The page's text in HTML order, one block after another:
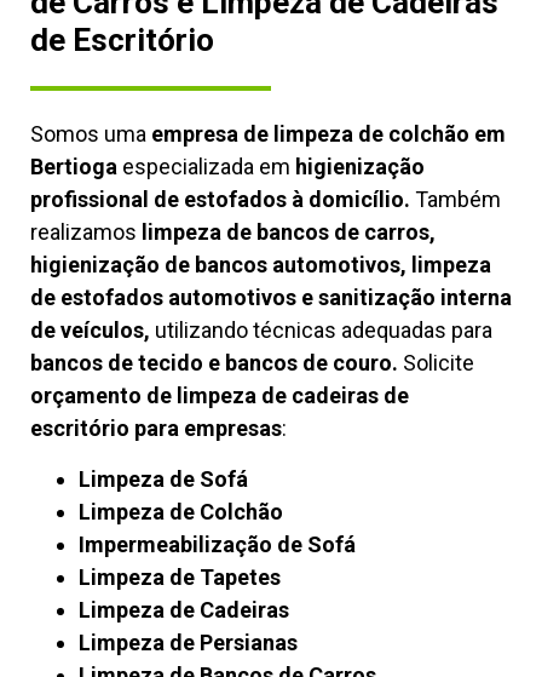
de Escritório
Somos uma empresa de limpeza de colchão em
Bertioga especializada em higienização
profissional de estofados à domicílio. Também
realizamos limpeza de bancos de carros,
higienização de bancos automotivos, limpeza
de estofados automotivos e sanitização interna
de veículos, utilizando técnicas adequadas para
bancos de tecido e bancos de couro. Solicite
orçamento de limpeza de cadeiras de
escritório para empresas:
Limpeza de Sofá
Limpeza de Colchão
Impermeabilização de Sofá
Limpeza de Tapetes
Limpeza de Cadeiras
Limpeza de Persianas